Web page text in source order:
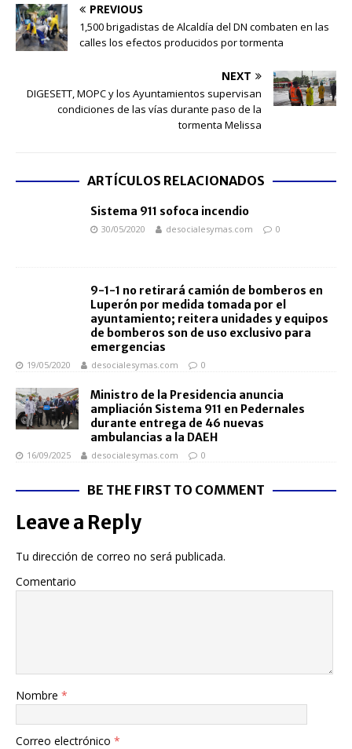
PREVIOUS
​1,500 brigadistas de Alcaldía del DN combaten en las
calles los efectos producidos por tormenta
NEXT
DIGESETT, MOPC y los Ayuntamientos supervisan
condiciones de las vías durante paso de la
tormenta Melissa
ARTÍCULOS RELACIONADOS
Sistema 911 sofoca incendio
30/05/2020 desocialesymas.com 0
9-1-1 no retirará camión de bomberos en
Luperón por medida tomada por el
ayuntamiento; reitera unidades y equipos
de bomberos son de uso exclusivo para
emergencias
19/05/2020 desocialesymas.com 0
Ministro de la Presidencia anuncia
ampliación Sistema 911 en Pedernales
durante entrega de 46 nuevas
ambulancias a la DAEH
16/09/2025 desocialesymas.com 0
BE THE FIRST TO COMMENT
Leave a Reply
Tu dirección de correo no será publicada.
Comentario
Nombre *
Correo electrónico *